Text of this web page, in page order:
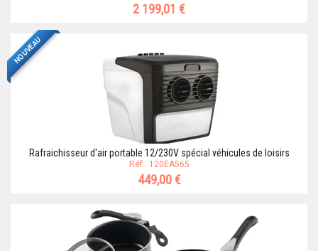
2 199,01 €
NOUVEAU
Rafraichisseur d'air portable 12/230V spécial véhicules de loisirs
Réf.: 120EA565
449,00 €